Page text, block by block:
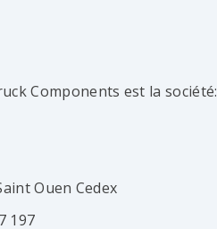
Components est la société:
Ouen Cedex
197